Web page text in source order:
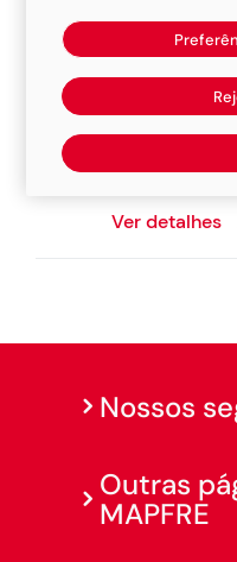
RC Centro
Avenida da
Anastacio
Ver detalhes
Nossos
Outras
MAPFRE